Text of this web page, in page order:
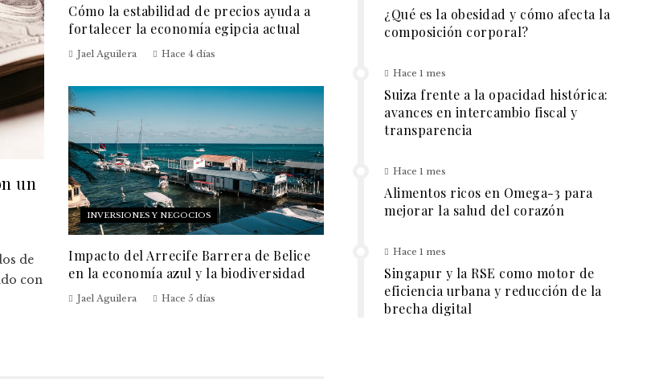
un
de
con
Cómo la estabilidad de precios ayuda a
fortalecer la economía egipcia actual
Jael Aguilera Hace 4 días
INVERSIONES Y NEGOCIOS
Impacto del Arrecife Barrera de Belice
en la economía azul y la biodiversidad
Jael Aguilera Hace 5 días
¿Qué es la obesidad y cómo afecta la
composición corporal?
Hace 1 mes
Suiza frente a la opacidad histórica:
avances en intercambio fiscal y
transparencia
Hace 1 mes
Alimentos ricos en Omega-3 para
mejorar la salud del corazón
Hace 1 mes
Singapur y la RSE como motor de
eficiencia urbana y reducción de la
brecha digital